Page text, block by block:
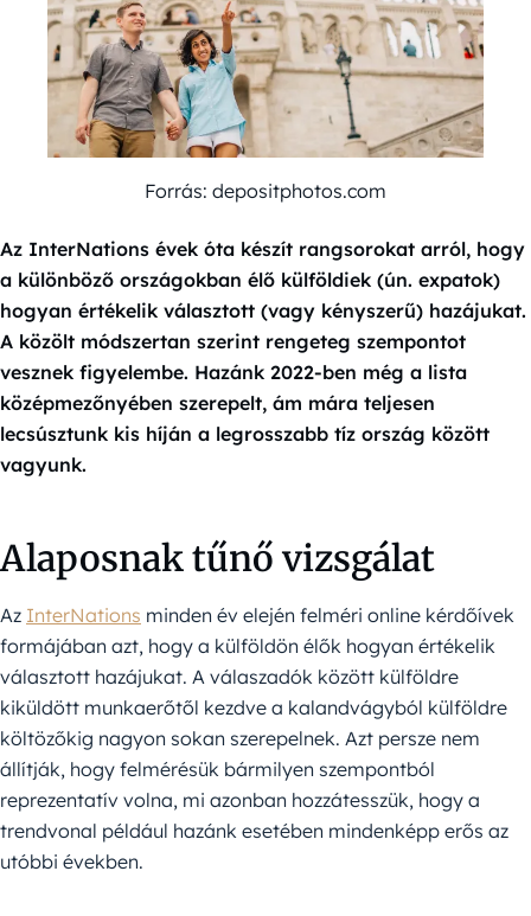
Forrás: depositphotos.com
Az InterNations évek óta készít rangsorokat arról, hogy
a különböző országokban élő külföldiek (ún. expatok)
hogyan értékelik választott (vagy kényszerű) hazájukat.
A közölt módszertan szerint rengeteg szempontot
vesznek figyelembe. Hazánk 2022-ben még a lista
középmezőnyében szerepelt, ám mára teljesen
lecsúsztunk kis híján a legrosszabb tíz ország között
vagyunk.
Alaposnak tűnő vizsgálat
Az InterNations minden év elején felméri online kérdőívek
formájában azt, hogy a külföldön élők hogyan értékelik
választott hazájukat. A válaszadók között külföldre
kiküldött munkaerőtől kezdve a kalandvágyból külföldre
költözőkig nagyon sokan szerepelnek. Azt persze nem
állítják, hogy felmérésük bármilyen szempontból
reprezentatív volna, mi azonban hozzátesszük, hogy a
trendvonal például hazánk esetében mindenképp erős az
utóbbi években.